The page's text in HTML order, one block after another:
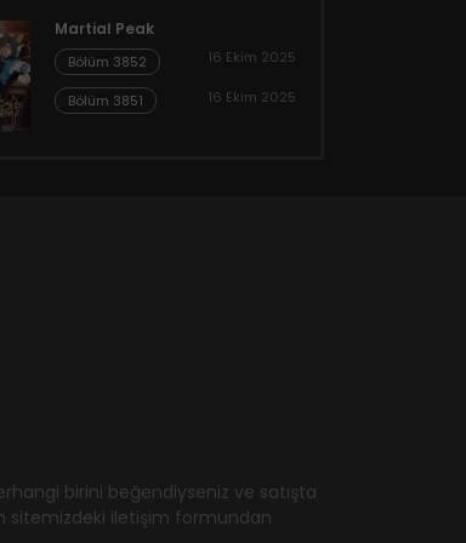
Martial Peak
Bölüm 3852 16 Ekim 2025
Bölüm 3851 16 Ekim 2025
birini beğendiyseniz ve satışta
sitemizdeki iletişim formundan